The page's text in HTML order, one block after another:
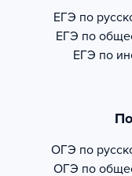
ЕГЭ по
ЕГЭ по
ЕГЭ по
ОГЭ по
ОГЭ по